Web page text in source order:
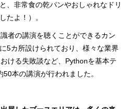
、非常食の乾パンやおしゃれなドリ
たよ！）。
者の講演を聴くことができるカン
5カ所設けられており、様々な業界
ける失敗談など、Pythonを基本テ
本の講演が行われました。